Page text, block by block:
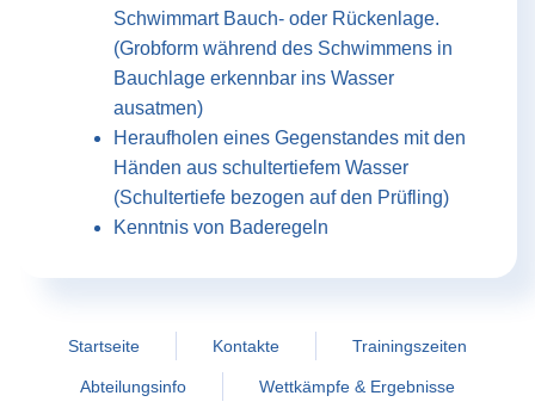
Schwimmart Bauch- oder Rückenlage.
(Grobform während des Schwimmens in
Bauchlage erkennbar ins Wasser
ausatmen)
Heraufholen eines Gegenstandes mit den
Händen aus schultertiefem Wasser
(Schultertiefe bezogen auf den Prüfling)
Kenntnis von Baderegeln
Startseite Kontakte Trainingszeiten
Abteilungsinfo Wettkämpfe & Ergebnisse